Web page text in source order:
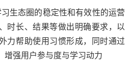
生态圈的稳定性和有效性的运营
时长、结果等做出明确要求，以
力帮助使用习惯形成，同时通过
增强用户参与度与学习动力